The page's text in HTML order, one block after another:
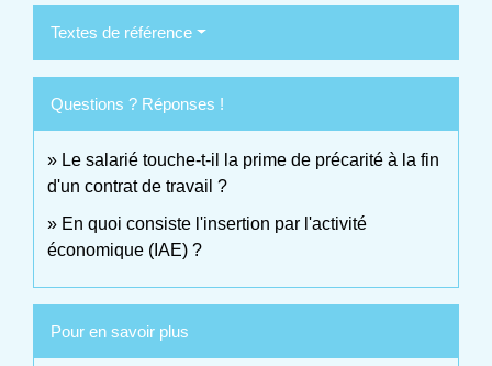
Textes de référence
Questions ? Réponses !
Le salarié touche-t-il la prime de précarité à la fin
d'un contrat de travail ?
En quoi consiste l'insertion par l'activité
économique (IAE) ?
Pour en savoir plus